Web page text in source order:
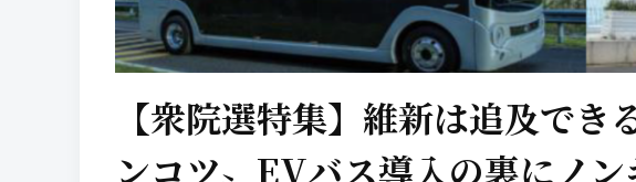
【衆院選特集】維新は追及で
ンコツ〟EVバス導入の裏にノ